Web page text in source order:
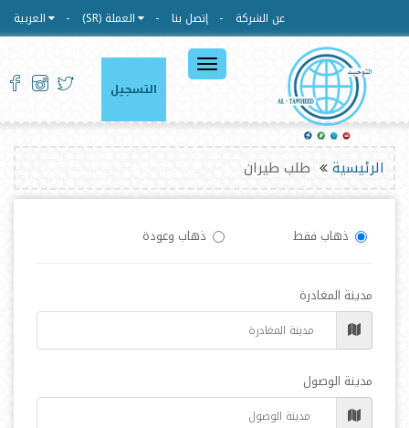
العربية العملة (SR) إتصل بنا عن الشركة
التسجيل
القائمة
الرئيسية
الرئيسية طلب طيران
ذهاب فقط ذهاب وعودة
مدينة المغادرة
مدينة الوصول